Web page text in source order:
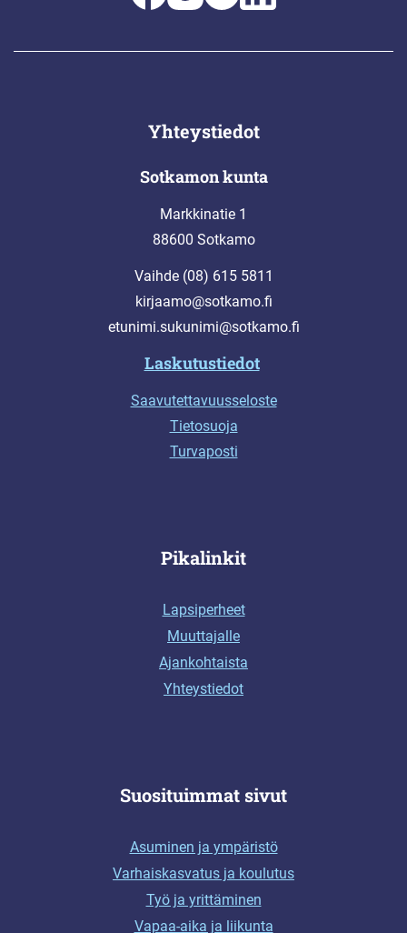
Yhteystiedot
Sotkamon kunta
Markkinatie 1
88600 Sotkamo
Vaihde (08) 615 5811
kirjaamo@sotkamo.fi
etunimi.sukunimi@sotkamo.fi
Laskutustiedot
Saavutettavuusseloste
Tietosuoja
Turvaposti
Pikalinkit
Lapsiperheet
Muuttajalle
Ajankohtaista
Yhteystiedot
Suosituimmat sivut
Asuminen ja ympäristö
Varhaiskasvatus ja koulutus
Työ ja yrittäminen
Vapaa-aika ja liikunta